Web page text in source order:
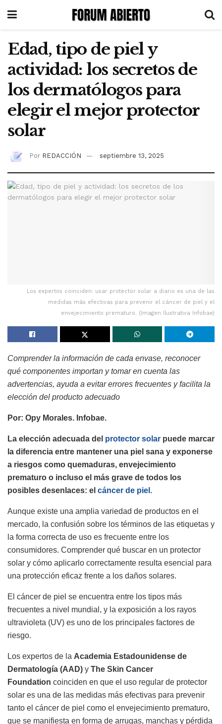
Edad, tipo de piel y
actividad: los secretos de
los dermatólogos para
elegir el mejor protector
solar
Por REDACCIÓN septiembre 13, 2025
Los expertos coinciden: usar protector solar a diario es una de las
medidas más efectivas para prevenir el cáncer de piel y el
envejecimiento prematuro. (Imagen Ilustrativa Infobae)
Comprender la información de cada envase, reconocer
qué componentes importan y tomar en cuenta las
advertencias, ayuda a evitar errores frecuentes y facilita la
elección del producto adecuado
Por: Opy Morales. Infobae.
La elección adecuada del protector solar puede marcar
la diferencia entre mantener una piel sana y exponerse
a riesgos como quemaduras, envejecimiento
prematuro o incluso el más grave de todos los
posibles desenlaces: el cáncer de piel.
Aunque existe una amplia variedad de productos en el
mercado, la confusión sobre los términos de las etiquetas y
la forma correcta de uso es frecuente entre los
consumidores. Comprender qué buscar en un protector
solar y cómo aplicarlo correctamente resulta esencial para
una protección eficaz frente a los daños solares.
El cáncer de piel se encuentra entre los tipos más
frecuentes a nivel mundial, y la exposición a los rayos
ultravioleta (UV) es uno de los principales factores de
riesgo.
Los expertos de la Academia Estadounidense de
Dermatología (AAD) y The Skin Cancer
Foundation coinciden en que el uso regular de protector
solar es una de las medidas más efectivas para prevenir
tanto el cáncer de piel como el envejecimiento prematuro,
que se manifiesta en forma de arrugas, manchas y pérdida